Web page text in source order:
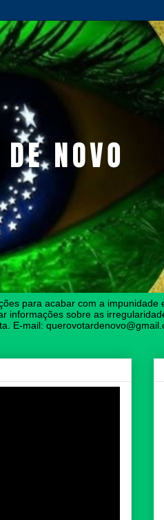
para acabar com a impunidade
informações sobre as
E-mail: